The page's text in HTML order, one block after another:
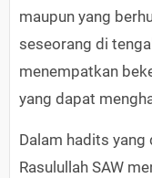
maupun yang
seseorang di
menempatkan
yang dapat
Dalam hadits yang
Rasulullah SAW